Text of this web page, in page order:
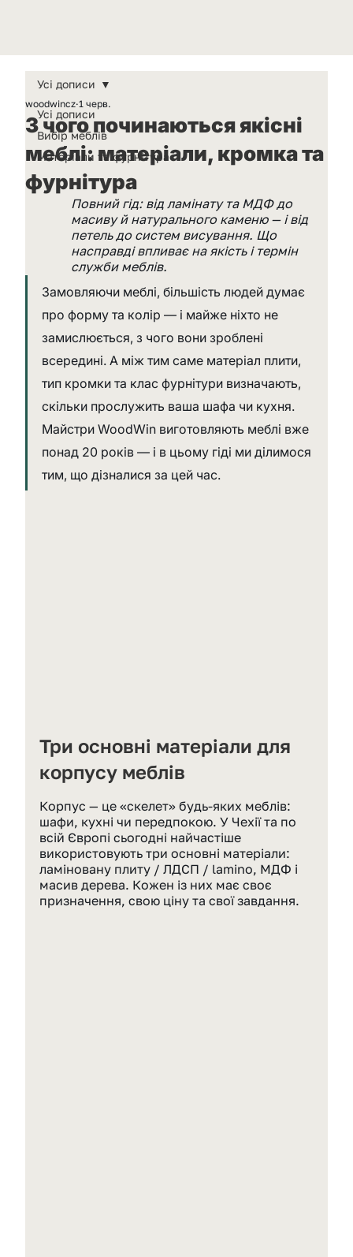
Усі дописи
Вибір меблів
Матеріали та фурнітура
Усі дописи
З чого починаються якісні
меблі: матеріали, кромка та
фурнітура
woodwincz 1 черв.
Повний гід: від ламінату та МДФ до
масиву й натурального каменю — і від
петель до систем висування. Що
насправді впливає на якість і термін
служби меблів.
Замовляючи меблі, більшість людей думає
про форму та колір — і майже ніхто не
замислюється, з чого вони зроблені
всередині. А між тим саме матеріал плити,
тип кромки та клас фурнітури визначають,
скільки прослужить ваша шафа чи кухня.
Майстри WoodWin виготовляють меблі вже
понад 20 років — і в цьому гіді ми ділимося
тим, що дізналися за цей час.
Три основні матеріали для
корпусу меблів
Корпус — це «скелет» будь-яких меблів:
шафи, кухні чи передпокою. У Чехії та по
всій Європі сьогодні найчастіше
використовують три основні матеріали:
ламіновану плиту / ЛДСП / lamino, МДФ і
масив дерева. Кожен із них має своє
призначення, свою ціну та свої завдання.